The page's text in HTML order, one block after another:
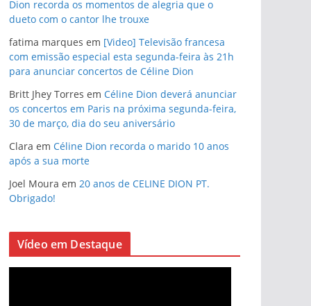
Dion recorda os momentos de alegria que o
dueto com o cantor lhe trouxe
fatima marques em [Video] Televisão francesa
com emissão especial esta segunda-feira às 21h
para anunciar concertos de Céline Dion
Britt Jhey Torres em Céline Dion deverá anunciar
os concertos em Paris na próxima segunda-feira,
30 de março, dia do seu aniversário
Clara em Céline Dion recorda o marido 10 anos
após a sua morte
Joel Moura em 20 anos de CELINE DION PT.
Obrigado!
Vídeo em Destaque